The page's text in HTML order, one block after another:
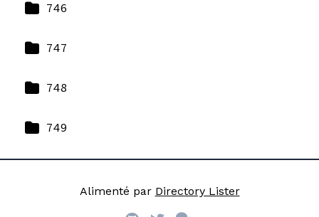
746
747
748
749
Alimenté par Directory Lister